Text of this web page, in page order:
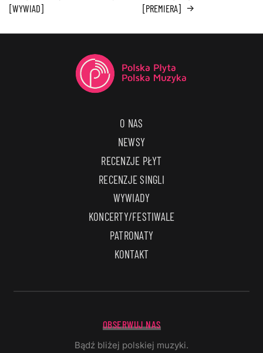
[WYWIAD]
[PREMIERA] →
O NAS
NEWSY
RECENZJE PŁYT
RECENZJE SINGLI
WYWIADY
KONCERTY/FESTIWALE
PATRONATY
KONTAKT
OBSERWUJ NAS
Bądź bliżej polskiej muzyki.